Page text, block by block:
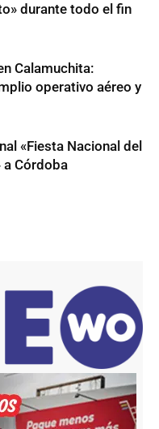
durante todo el fin
Calamuchita:
operativo aéreo y
«Fiesta Nacional del
a Córdoba